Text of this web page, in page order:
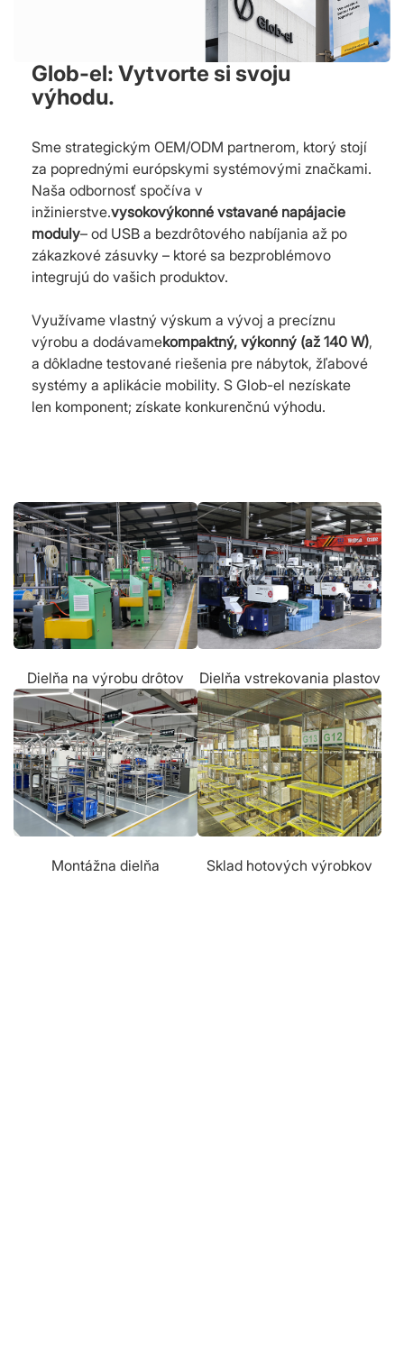
Glob-el: Vytvorte si svoju
výhodu.
Sme strategickým OEM/ODM partnerom, ktorý stojí
za poprednými európskymi systémovými značkami.
Naša odbornosť spočíva v
inžinierstve.vysokovýkonné vstavané napájacie
moduly– od USB a bezdrôtového nabíjania až po
zákazkové zásuvky – ktoré sa bezproblémovo
integrujú do vašich produktov.
Využívame vlastný výskum a vývoj a precíznu
výrobu a dodávamekompaktný, výkonný (až 140 W),
a dôkladne testované riešenia pre nábytok, žľabové
systémy a aplikácie mobility. S Glob-el nezískate
len komponent; získate konkurenčnú výhodu.
Dielňa na výrobu drôtov Dielňa vstrekovania plastov
Montážna dielňa Sklad hotových výrobkov